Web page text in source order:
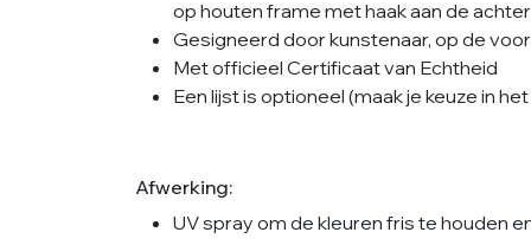
op houten frame met haak aan de
Gesigneerd door kunstenaar, op de
Met officieel Certificaat van Echtheid
Een lijst is optioneel (maak je keuze in
Afwerking:
UV spray om de kleuren fris te houden